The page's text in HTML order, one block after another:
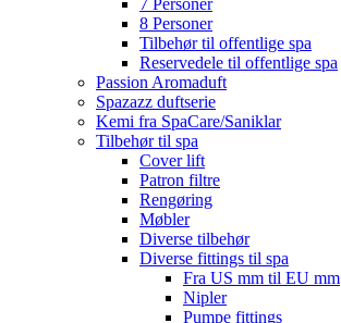
7 Personer
8 Personer
Tilbehør til offentlige spa
Reservedele til offentlige spa
Passion Aromaduft
Spazazz duftserie
Kemi fra SpaCare/Saniklar
Tilbehør til spa
Cover lift
Patron filtre
Rengøring
Møbler
Diverse tilbehør
Diverse fittings til spa
Fra US mm til EU mm
Nipler
Pumpe fittings